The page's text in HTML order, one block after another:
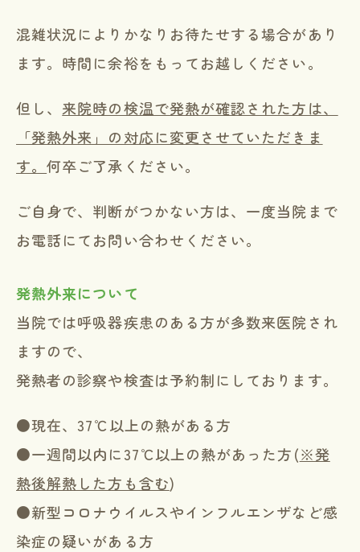
混雑状況によりかなりお待たせする場合があり
ます。時間に余裕をもってお越しください。
但し、 来院時の検温で発熱が確認された方は、
「発熱外来」の対応に変更させていただきま
す。何卒ご了承ください。
ご自身で、判断がつかない方は、一度当院まで
お電話にてお問い合わせください。
発熱外来について
当院では呼吸器疾患のある方が多数来医院され
ますので、
発熱者の診察や検査は予約制にしております。
●現在、37℃以上の熱がある方
●一週間以内に37℃以上の熱があった方(※発
熱後解熱した方も含む)
●新型コロナウイルスやインフルエンザなど感
染症の疑いがある方